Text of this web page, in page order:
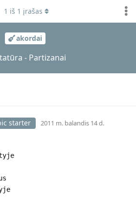
akordai
- Partizanai
1 iš 1 įrašas
starter 2011 m. balandis 14 d.